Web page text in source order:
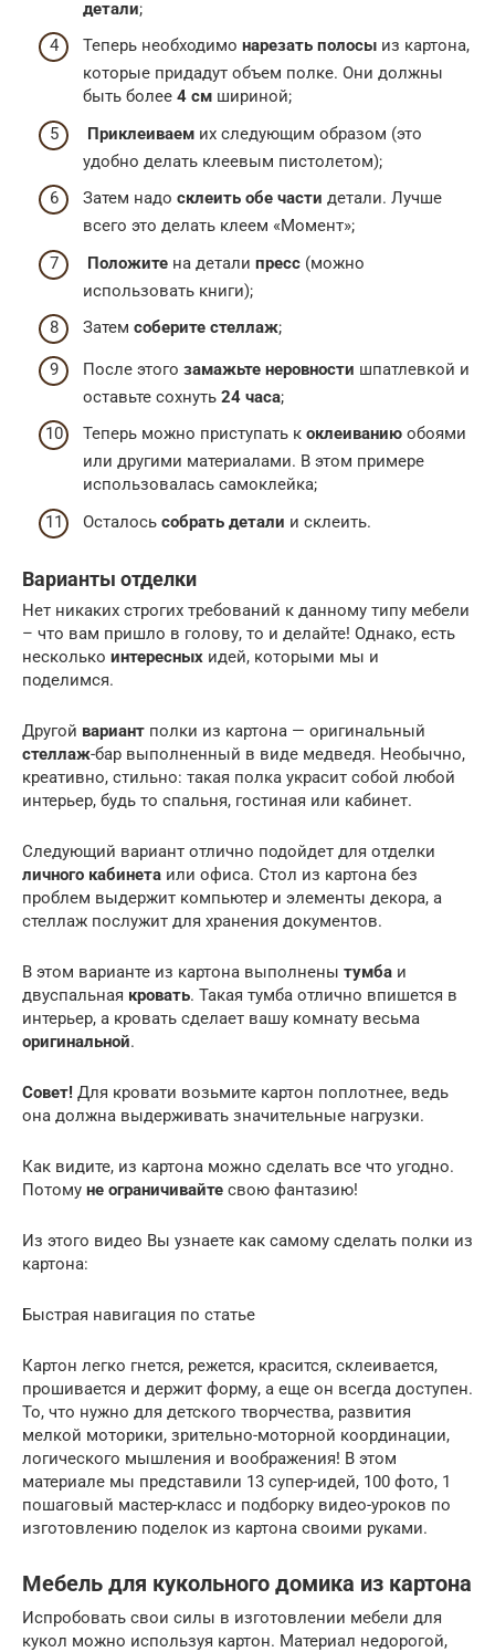
детали;
Теперь необходимо нарезать полосы из картона,
которые придадут объем полке. Они должны
быть более 4 см шириной;
Приклеиваем их следующим образом (это
удобно делать клеевым пистолетом);
Затем надо склеить обе части детали. Лучше
всего это делать клеем «Момент»;
Положите на детали пресс (можно
использовать книги);
Затем соберите стеллаж;
После этого замажьте неровности шпатлевкой и
оставьте сохнуть 24 часа;
Теперь можно приступать к оклеиванию обоями
или другими материалами. В этом примере
использовалась самоклейка;
Осталось собрать детали и склеить.
Варианты отделки
Нет никаких строгих требований к данному типу мебели
– что вам пришло в голову, то и делайте! Однако, есть
несколько интересных идей, которыми мы и
поделимся.
Другой вариант полки из картона — оригинальный
стеллаж-бар выполненный в виде медведя. Необычно,
креативно, стильно: такая полка украсит собой любой
интерьер, будь то спальня, гостиная или кабинет.
Следующий вариант отлично подойдет для отделки
личного кабинета или офиса. Стол из картона без
проблем выдержит компьютер и элементы декора, а
стеллаж послужит для хранения документов.
В этом варианте из картона выполнены тумба и
двуспальная кровать. Такая тумба отлично впишется в
интерьер, а кровать сделает вашу комнату весьма
оригинальной.
Совет! Для кровати возьмите картон поплотнее, ведь
она должна выдерживать значительные нагрузки.
Как видите, из картона можно сделать все что угодно.
Потому не ограничивайте свою фантазию!
Из этого видео Вы узнаете как самому сделать полки из
картона:
Быстрая навигация по статье
Картон легко гнется, режется, красится, склеивается,
прошивается и держит форму, а еще он всегда доступен.
То, что нужно для детского творчества, развития
мелкой моторики, зрительно-моторной координации,
логического мышления и воображения! В этом
материале мы представили 13 супер-идей, 100 фото, 1
пошаговый мастер-класс и подборку видео-уроков по
изготовлению поделок из картона своими руками.
Мебель для кукольного домика из картона
Испробовать свои силы в изготовлении мебели для
кукол можно используя картон. Материал недорогой,